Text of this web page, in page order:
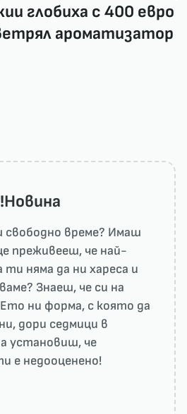
глобиха с 400 евро
ароматизатор
време? Имаш
преживееш, че най-
няма да ни харесa и
Знаеш, че си на
ни форма, с която да
дори седмици в
установиш, че
е недооценено!